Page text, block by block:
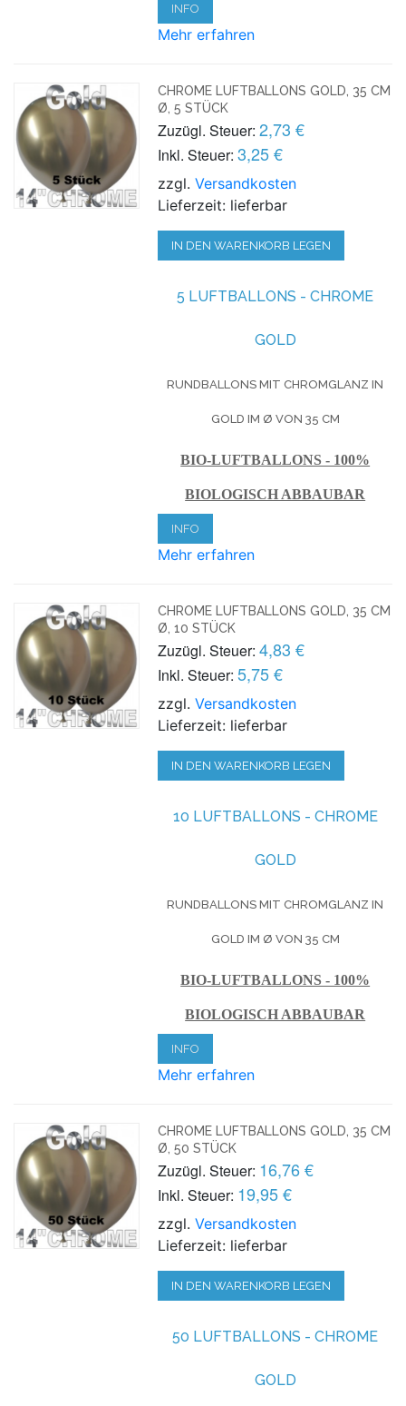
INFO
Mehr erfahren
CHROME LUFTBALLONS GOLD, 35 CM
Ø, 5 STÜCK
Zuzügl. Steuer: 2,73 €
Inkl. Steuer: 3,25 €
zzgl.Versandkosten
Lieferzeit: lieferbar
IN DEN WARENKORB LEGEN
5 LUFTBALLONS - CHROME
GOLD
RUNDBALLONS MIT CHROMGLANZ IN
GOLD IM Ø VON 35 CM
BIO-LUFTBALLONS - 100%
BIOLOGISCH ABBAUBAR
INFO
Mehr erfahren
CHROME LUFTBALLONS GOLD, 35 CM
Ø, 10 STÜCK
Zuzügl. Steuer: 4,83 €
Inkl. Steuer: 5,75 €
zzgl.Versandkosten
Lieferzeit: lieferbar
IN DEN WARENKORB LEGEN
10 LUFTBALLONS - CHROME
GOLD
RUNDBALLONS MIT CHROMGLANZ IN
GOLD IM Ø VON 35 CM
BIO-LUFTBALLONS - 100%
BIOLOGISCH ABBAUBAR
INFO
Mehr erfahren
CHROME LUFTBALLONS GOLD, 35 CM
Ø, 50 STÜCK
Zuzügl. Steuer: 16,76 €
Inkl. Steuer: 19,95 €
zzgl.Versandkosten
Lieferzeit: lieferbar
IN DEN WARENKORB LEGEN
50 LUFTBALLONS - CHROME
GOLD